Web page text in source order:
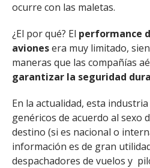
ocurre con las maletas.
¿El por qué? El performance
avionesera muy limitado,
maneras que las compañías
garantizar la seguridad
En la actualidad, esta
genéricos de acuerdo al sexo
destino (si es nacional o
información es de gran
despachadores de vuelos y